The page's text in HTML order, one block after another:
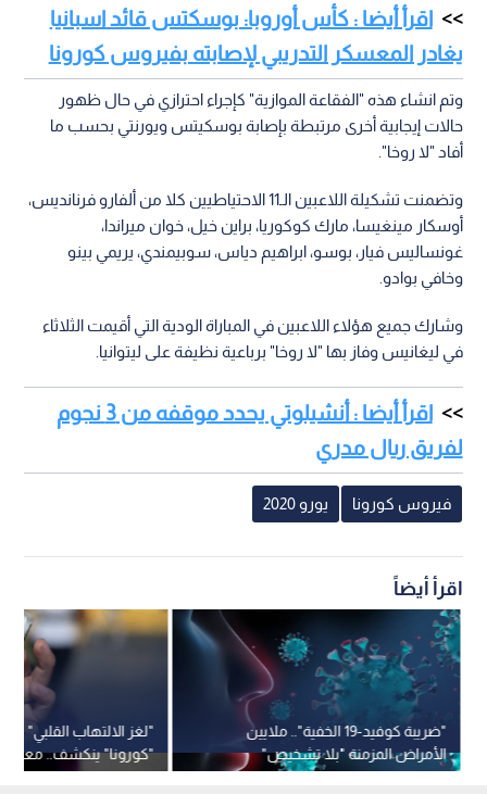
اقرأ أيضا : كأس أوروبا: بوسكتس قائد اسبانيا
يغادر المعسكر التدريبي لإصابته بفيروس كورونا
وتم انشاء هذه "الفقاعة الموازية" كإجراء احترازي في حال ظهور
حالات إيجابية أخرى مرتبطة بإصابة بوسكيتس ويورنتي بحسب ما
أفاد "لا روخا".
وتضمنت تشكيلة اللاعبين الـ11 الاحتياطيين كلا من ألفارو فرنانديس،
أوسكار مينغيسا، مارك كوكوريا، براين خيل، خوان ميراندا،
غونساليس فيار، بوسو، ابراهيم دياس، سوبيمندي، يريمي بينو
وخافي بوادو.
وشارك جميع هؤلاء اللاعبين في المباراة الودية التي أقيمت الثلاثاء
في ليغانيس وفاز بها "لا روخا" برباعية نظيفة على ليتوانيا.
اقرأ أيضا : أنشيلوتي يحدد موقفه من 3 نجوم
لفريق ريال مدري
فيروس كورونا يورو 2020
اقرأ أيضاً
"لغز الالتهاب القلبي"
"كورونا" ينكشف..
"ضريبة كوفيد-19 الخفية".. ملايين
الأمراض المزمنة "بلا تشخيص"
والخطر يتزايد